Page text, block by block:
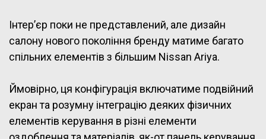
Інтер’єр поки не представлений, але дизайн
салону нового покоління бренду матиме багато
спільних елементів з більшим Nissan Ariya.
Ймовірно, ця конфігурація включатиме подвійний
екран та розумну інтеграцію деяких фізичних
елементів керування в різні елементи